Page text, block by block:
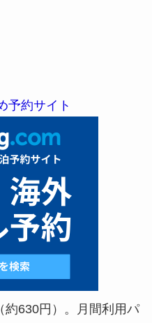
予約サイト
約630円）。月間利用パ